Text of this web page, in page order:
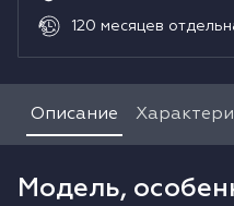
120 месяцев
Описание
Модель,